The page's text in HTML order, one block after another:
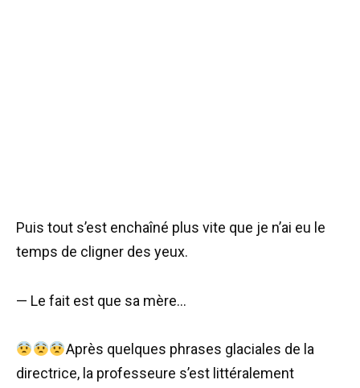
Puis tout s’est enchaîné plus vite que je n’ai eu le
temps de cligner des yeux.
— Le fait est que sa mère…
Après quelques phrases glaciales de la
directrice, la professeure s’est littéralement